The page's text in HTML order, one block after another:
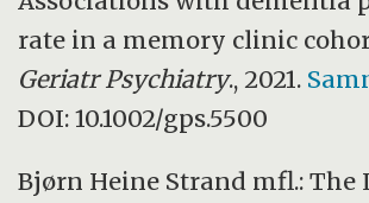
rate in a memory clinic
Geriatr Psychiatry., 2021.
DOI: 10.1002/gps.5500
Bjørn Heine Strand mfl.: The